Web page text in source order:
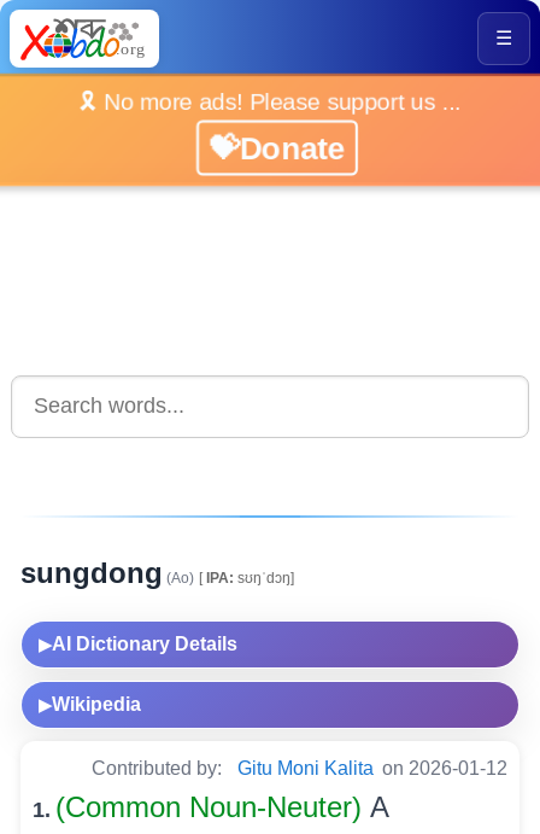
☰
🎗️ No more ads! Please support us ...
💝Donate
sungdong (Ao) [IPA: sʊŋˈdɔŋ]
▶AI Dictionary Details
▶Wikipedia
Contributed by: Gitu Moni Kalita on 2026-01-12
1. (Common Noun-Neuter) A